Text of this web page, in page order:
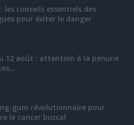
les conseils essentiels des
pour éviter le danger
12 août : attention à la pénurie
gum révolutionnaire pour
le cancer buccal